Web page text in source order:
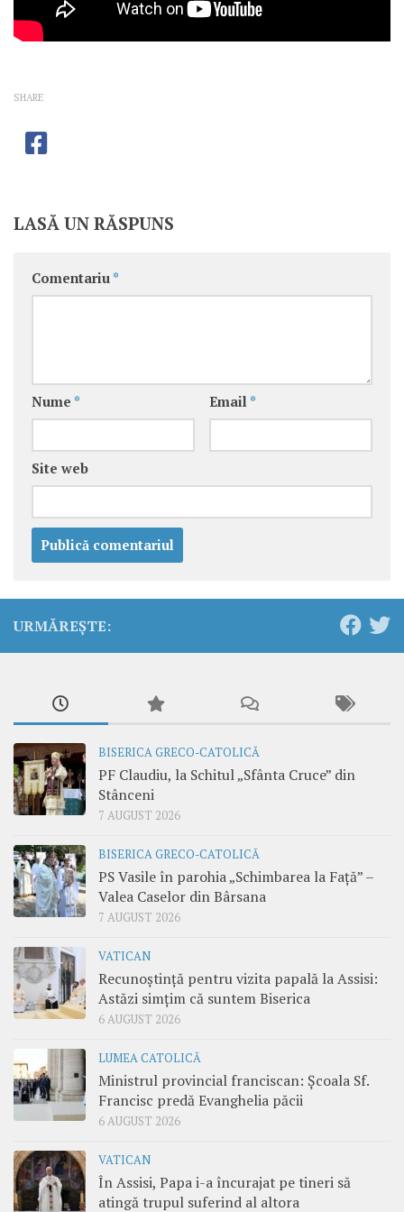
SHARE
LASĂ UN RĂSPUNS
Comentariu *
Nume * Email *
Site web
URMĂREȘTE:
BISERICA GRECO-CATOLICĂ
PF Claudiu, la Schitul „Sfânta Cruce” din
Stânceni
7 AUGUST 2026
BISERICA GRECO-CATOLICĂ
PS Vasile în parohia „Schimbarea la Față” –
Valea Caselor din Bârsana
7 AUGUST 2026
VATICAN
Recunoștință pentru vizita papală la Assisi:
Astăzi simțim că suntem Biserica
6 AUGUST 2026
LUMEA CATOLICĂ
Ministrul provincial franciscan: Școala Sf.
Francisc predă Evanghelia păcii
6 AUGUST 2026
VATICAN
În Assisi, Papa i-a încurajat pe tineri să
atingă trupul suferind al altora